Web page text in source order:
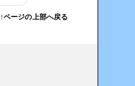
↑ページの上部へ戻る